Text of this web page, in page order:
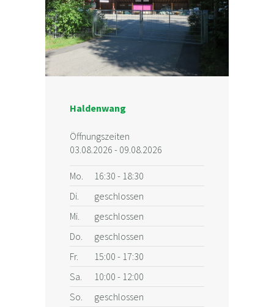
Haldenwang
Öffnungszeiten
03.08.2026 - 09.08.2026
Mo.
16:30 - 18:30
Di.
geschlossen
Mi.
geschlossen
Do.
geschlossen
Fr.
15:00 - 17:30
Sa.
10:00 - 12:00
So.
geschlossen